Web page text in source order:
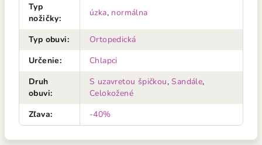
Typ
nožičky:
úzka, normálna
Typ obuvi:
Ortopedická
Určenie:
Chlapci
Druh
obuvi:
S uzavretou špičkou,Sandále,
Celokožené
Zľava: -40%